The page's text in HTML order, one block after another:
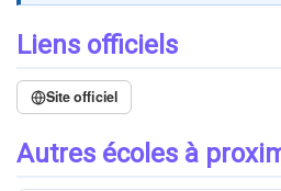
Liens officiels
Site officiel
Autres écoles à